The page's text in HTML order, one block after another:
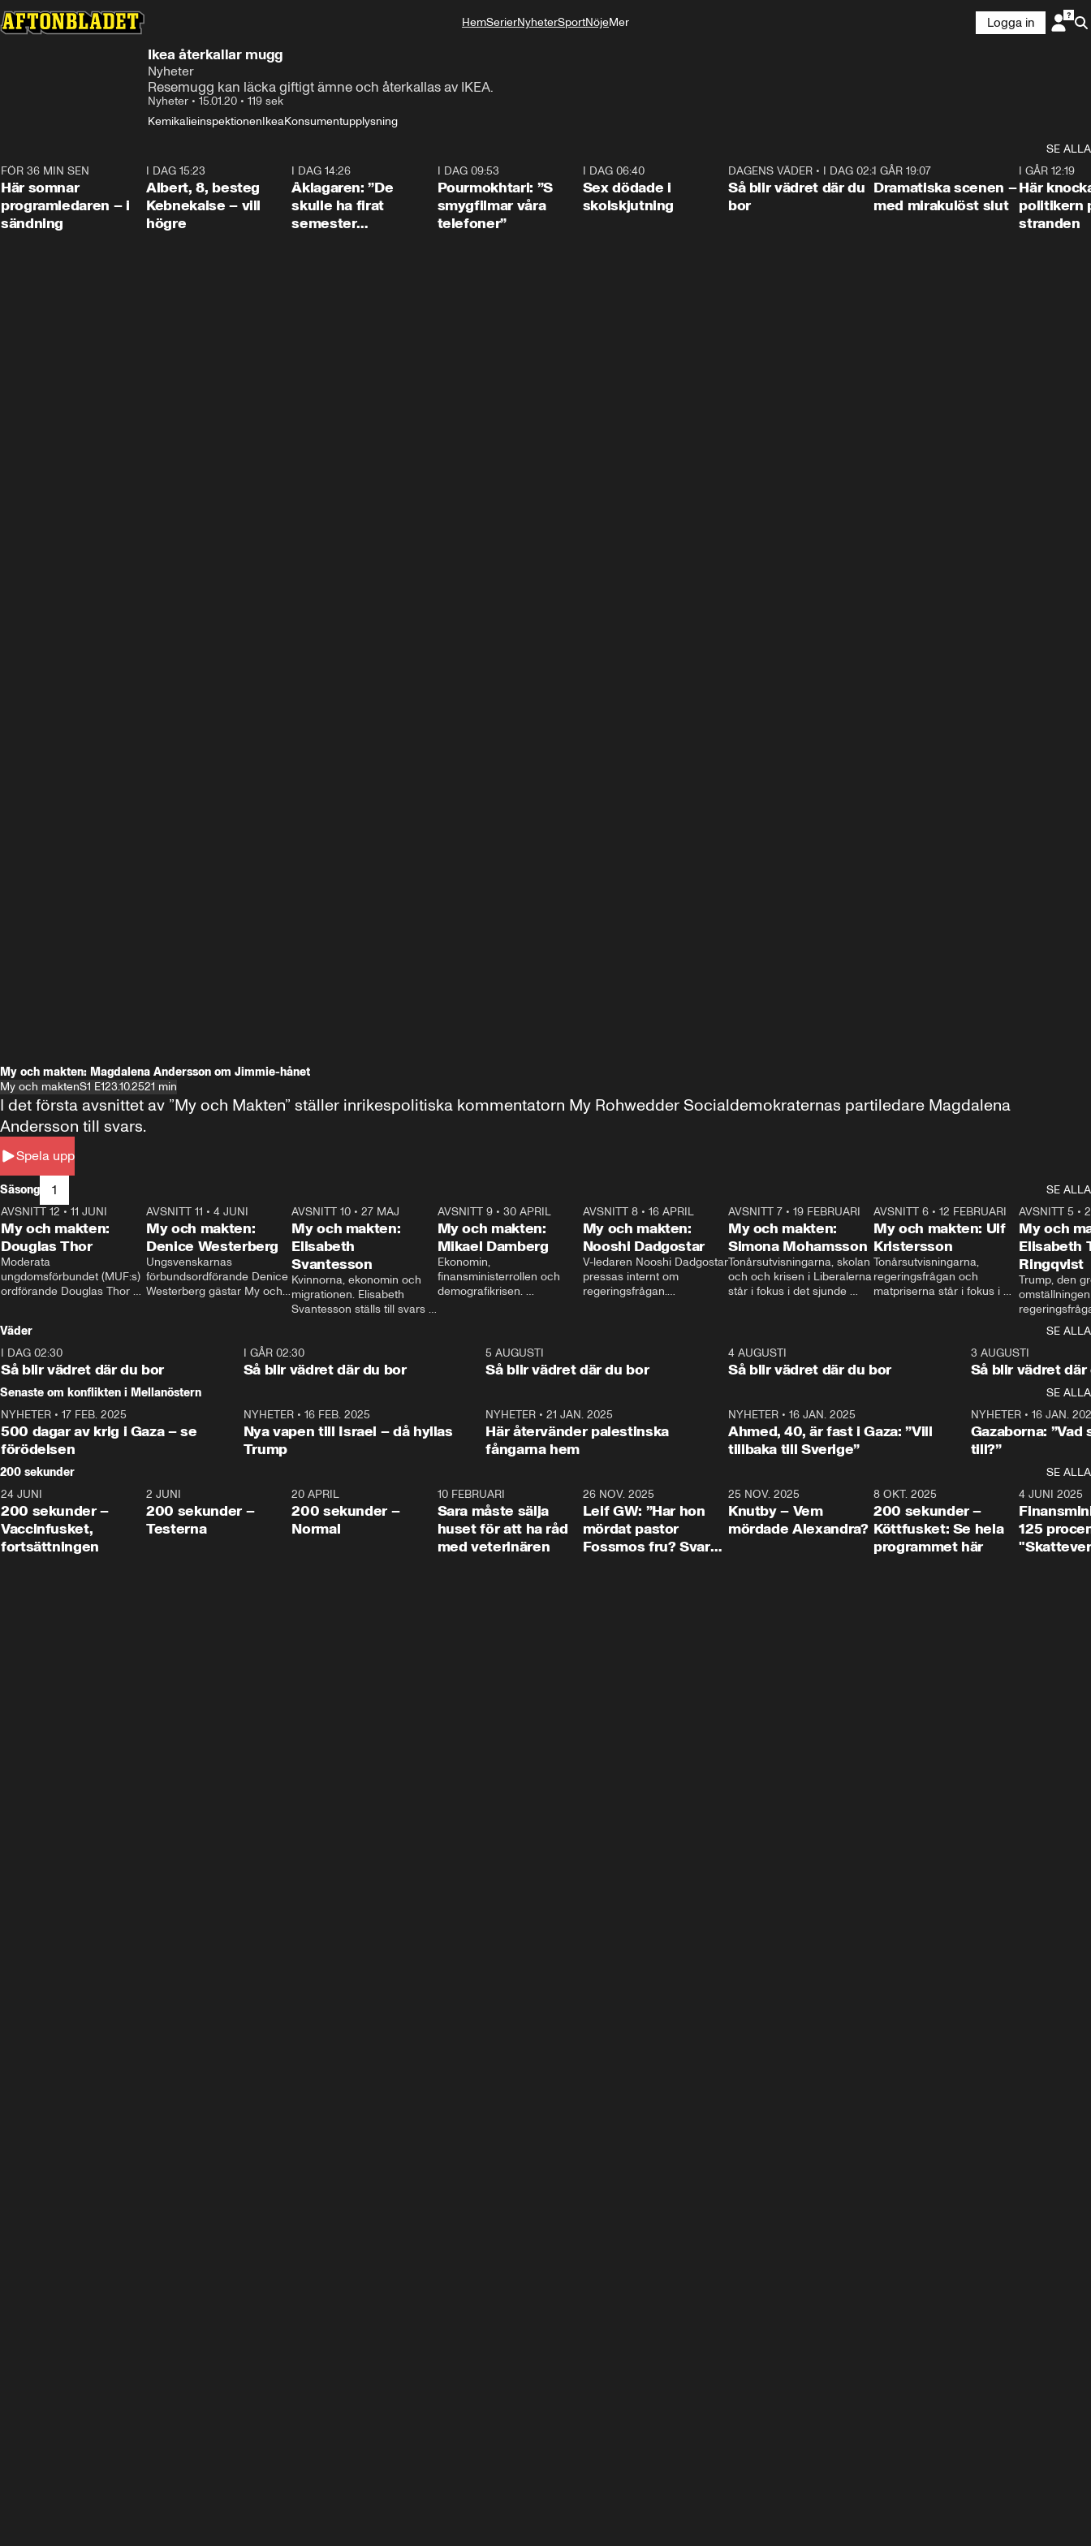
HemSerierNyheterSportNöjeMer
Logga in
Ikea återkallar mugg
Nyheter
Resemugg kan läcka giftigt ämne och återkallas av IKEA.
Nyheter • 15.01.20 • 119 sek
KemikalieinspektionenIkeaKonsumentupplysning
SE ALLA
FÖR 36 MIN SEN
Här somnar
programledaren – i
sändning
I DAG 15:23
Albert, 8, besteg
Kebnekaise – vill
högre
I DAG 14:26
Åklagaren: ”De
skulle ha firat
semester
I DAG 09:53
Pourmokhtari: ”S
smygfilmar våra
telefoner”
I DAG 06:40
Sex dödade i
skolskjutning
1:06
DAGENS VÄDER• I DAG 02:30
Så blir vädret där du
bor
I GÅR 19:07
Dramatiska scenen –
med mirakulöst slut
I GÅR 12:19
Här
politikern
stranden
My och makten: Magdalena Andersson om Jimmie-hånet
My och maktenS1 E123.10.2521 min
Spela upp
I det första avsnittet av ”My och Makten” ställer inrikespolitiska kommentatorn My Rohwedder Socialdemokraternas partiledare Magdalena
Andersson till svars.
Säsong 1
SE ALLA
26:27
AVSNITT 12 • 11 JUNI
My och makten:
Douglas Thor
Moderata
ungdomsförbundet (MUF:s)
ordförande Douglas Thor
tonårsutvisningarna och hur
Moderaterna ska locka
väljare till valet i höst.
23:40
AVSNITT 11 •4 JUNI
My och makten:
Denice Westerberg
Ungsvenskarnas
förbundsordförande Denice
Westerberg gästar My och
AVSNITT 10 •27 MAJ
My och makten:
Elisabeth
Svantesson
Kvinnorna, ekonomin och
migrationen. Elisabeth
Svantesson ställs till svars
AVSNITT 9• 30 APRIL
My och makten:
Mikael Damberg
Ekonomin,
finansministerrollen och
demografikrisen.
och Makten.
AVSNITT 8• 16 APRIL
My och makten:
Nooshi Dadgostar
V-ledaren Nooshi Dadgostar
pressas internt om
regeringsfrågan.
– Vi ställer upp i val. Ska vi
vara med så sitter vi förstås
24:30
AVSNITT 7• 19 FEBRUARI
My och makten:
Simona Mohamsson
Tonårsutvisningarna, skolan
och och krisen i Liberalerna
står i fokus i det sjunde
kommentator My
Rohwedder ställer
utbildnings- och
Mohamsson till svars.
27:30
AVSNITT 6 •12 FEBRUARI
My och makten: Ulf
Kristersson
Tonårsutvisningarna,
regeringsfrågan och
matpriserna står i fokus i
Rohwedder ställer
statsminister Ulf Kristersson
AVSNITT 5 •
My och
Elisabeth
Ringqvist
Trump, den
centrum i
avsnittet av
Makten”. Se
Aftonbladets
Rohwedder
Thand Ring
Väder
SE ALLA
I DAG 02:30
Så blir vädret där du bor
1:06
I GÅR 02:30
Så blir vädret där du bor
5 AUGUSTI
Så blir vädret där du bor
4 AUGUSTI
Så blir vädret där du bor
3 AUGUSTI
Så blir vädret där
Senaste om konflikten i Mellanöstern
SE ALLA
NYHETER • 17 FEB. 2025
500 dagar av krig i Gaza – se
förödelsen
NYHETER• 16 FEB. 2025
Nya vapen till Israel – då hyllas
Trump
NYHETER •21 JAN. 2025
Här återvänder palestinska
fångarna hem
NYHETER• 16 JAN. 2025
Ahmed, 40, är fast i Gaza: ”Vill
tillbaka till Sverige”
NYHETER• 16 JAN.
Gazaborna:
till?”
200 sekunder
SE ALLA
5:00
24 JUNI
200 sekunder –
Vaccinfusket,
fortsättningen
4:23
2 JUNI
200 sekunder –
Testerna
20 APRIL
200 sekunder –
Normal
10 FEBRUARI
Sara måste sälja
huset för att ha råd
med veterinären
26 NOV. 2025
Leif GW: ”Har hon
mördat pastor
Fossmos fru? Svar
31:05
25 NOV. 2025
Knutby – Vem
mördade Alexandra?
4:29
8 OKT. 2025
200 sekunder –
Köttfusket: Se hela
programmet här
4 JUNI 2025
125